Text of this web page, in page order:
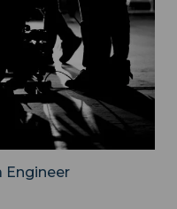
Engineer